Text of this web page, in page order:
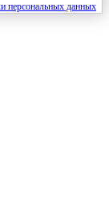
персональных данных